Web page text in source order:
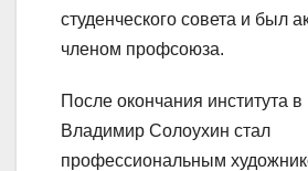
студенческого совета и был
членом профсоюза.
После окончания института в
Владимир Солоухин стал
профессиональным